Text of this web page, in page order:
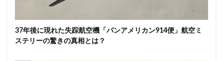
37年後に現れた失踪航空機「パンアメリカン914便」航空ミ
ステリーの驚きの真相とは？